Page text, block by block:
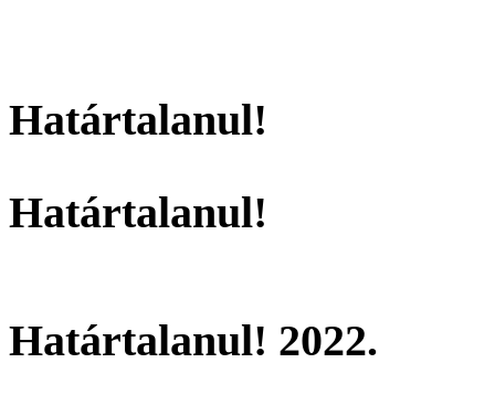
Határtalanul!
Határtalanul!
Határtalanul! 2022.